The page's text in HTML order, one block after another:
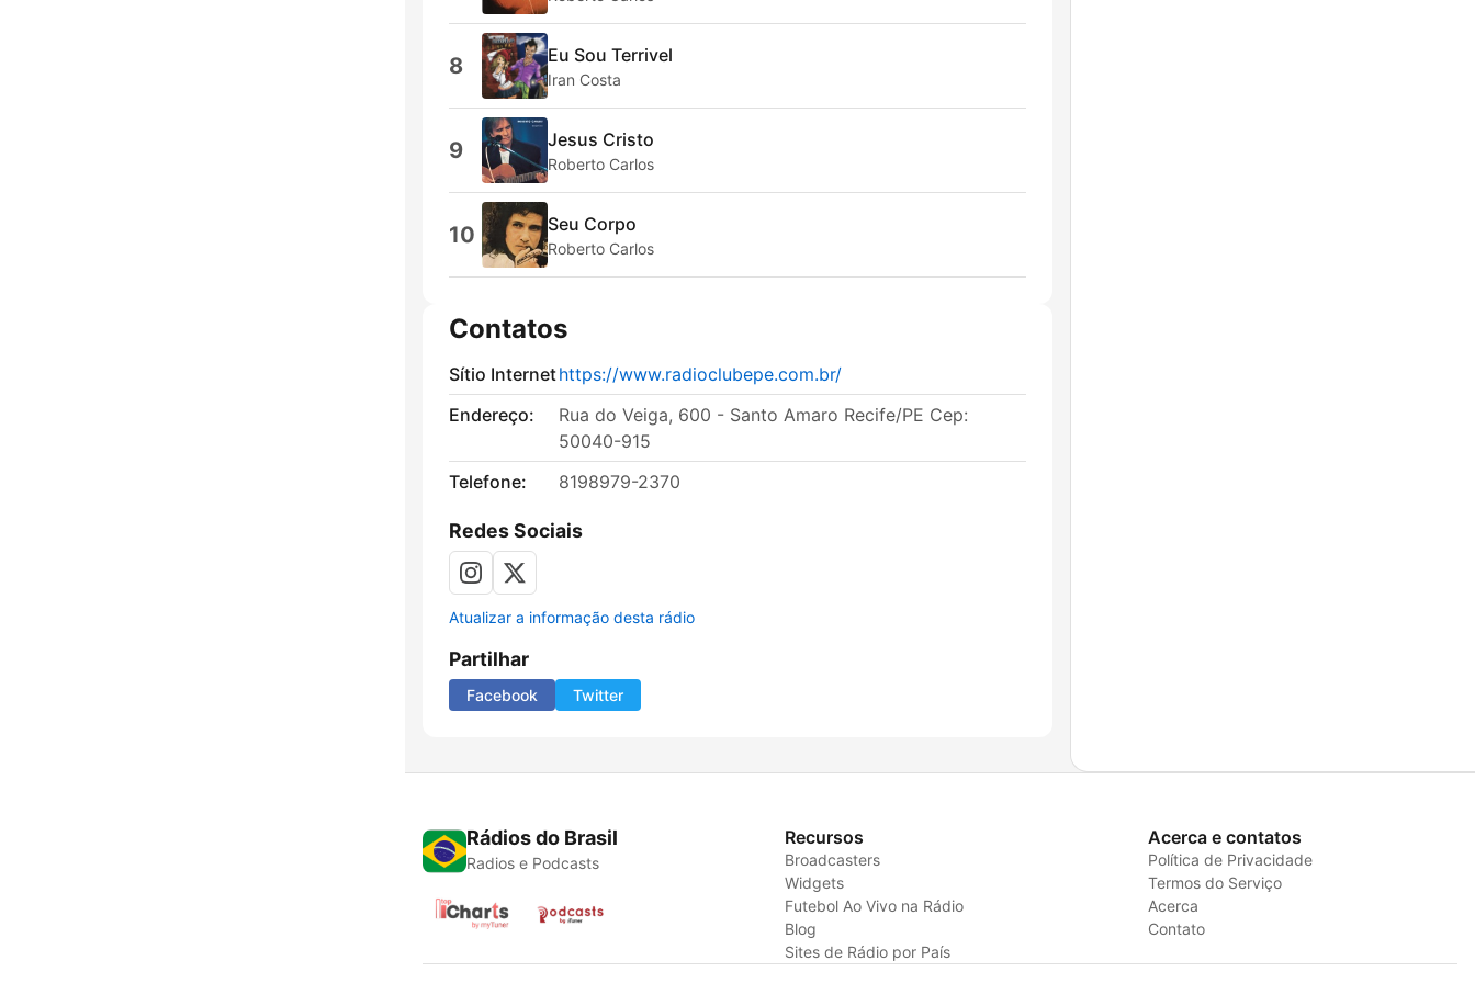
8 Eu Sou Terrivel
Iran Costa
9 Jesus Cristo
Roberto Carlos
10 Seu Corpo
Roberto Carlos
Contatos
Sítio Internethttps://www.radioclubepe.com.br/
Endereço:
Rua do Veiga, 600 - Santo Amaro Recife/PE Cep:
50040-915
Telefone:
8198979-2370
Redes Sociais
Atualizar a informação desta rádio
Partilhar
Facebook Twitter
Rádios do Brasil
Radios e Podcasts
Recursos
Broadcasters
Widgets
Futebol Ao Vivo na Rádio
Blog
Sites de Rádio por País
Acerca e contatos
Política de Privacidade
Termos do Serviço
Acerca
Contato